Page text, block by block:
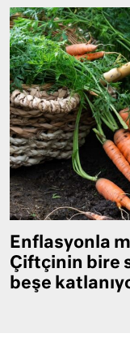
Enflasyonla
Çiftçinin bire
beşe